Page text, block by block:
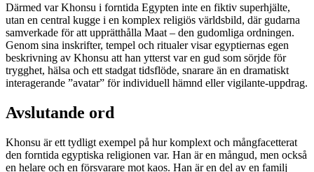
Därmed var Khonsu i forntida Egypten inte en fiktiv superhjälte,
utan en central kugge i en komplex religiös världsbild, där gudarna
samverkade för att upprätthålla Maat – den gudomliga ordningen.
Genom sina inskrifter, tempel och ritualer visar egyptiernas egen
beskrivning av Khonsu att han ytterst var en gud som sörjde för
trygghet, hälsa och ett stadgat tidsflöde, snarare än en dramatiskt
interagerande ”avatar” för individuell hämnd eller vigilante-uppdrag.
Avslutande ord
Khonsu är ett tydligt exempel på hur komplext och mångfacetterat
den forntida egyptiska religionen var. Han är en mångud, men också
en helare och en försvarare mot kaos. Han är en del av en familj